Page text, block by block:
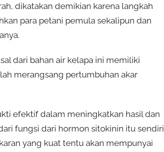
dikatakan demikian karena langkah
para petani pemula sekalipun dan
dari bahan air kelapa ini memiliki
merangsang pertumbuhan akar
efektif dalam meningkatkan hasil dan
fungsi dari hormon sitokinin itu sendiri
yang kuat tentu akan mempunyai